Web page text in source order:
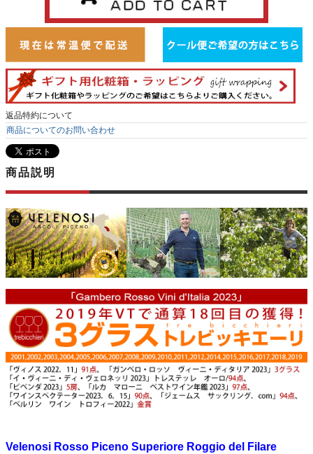
返品特約について
商品についてのお問い合わせ
商品説明
Velenosi Rosso Piceno Superiore Roggio del Filare